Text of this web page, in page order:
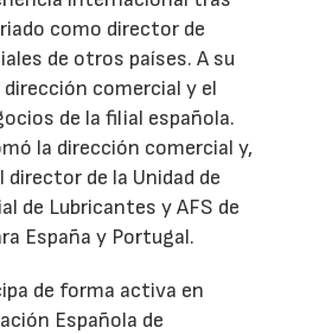
como director de
de otros países. A su
comercial y el
de la filial española.
la dirección comercial y,
director de la Unidad de
de Lubricantes y AFS de
España y Portugal.
de forma activa en
Española de